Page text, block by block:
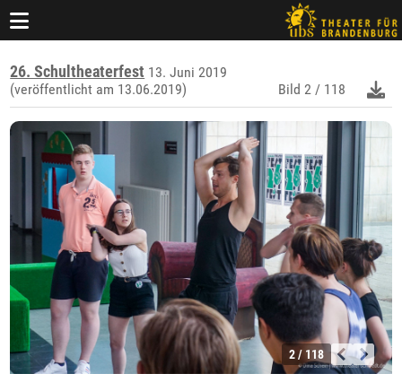
26. Schultheaterfest 13. Juni 2019
(veröffentlicht am 13.06.2019)
Bild 2 / 118
2 / 118